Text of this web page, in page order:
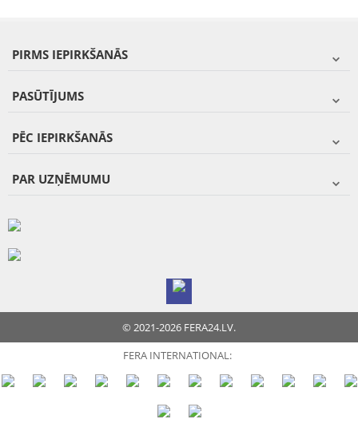
PIRMS IEPIRKŠANĀS
PASŪTĪJUMS
PĒC IEPIRKŠANĀS
PAR UZŅĒMUMU
© 2021-2026 FERA24.LV.
FERA INTERNATIONAL: